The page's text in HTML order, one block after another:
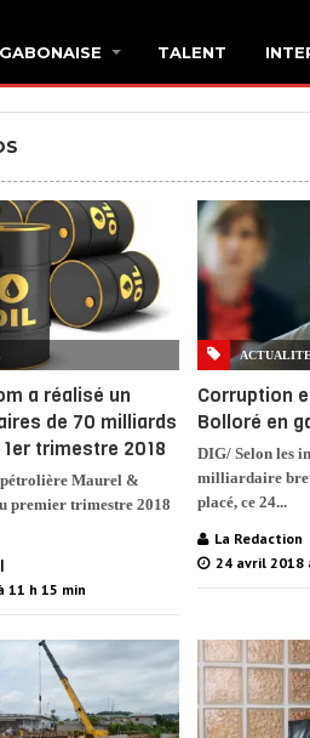
TALENT
a réalisé un
de 70 milliards
trimestre 2018
Maurel &
premier trimestre 2018
11 h 15 min
Corruption
Bolloré en
DIG/ Selon les
milliardaire
placé, ce 24...
La Redaction
24 avril 2018